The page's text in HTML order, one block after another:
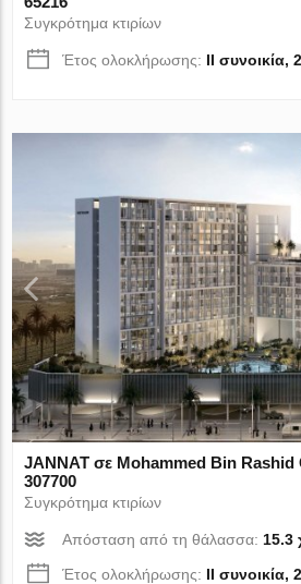
Συγκρότημα κτιρίων
Έτος ολοκλήρωσης: II συνοικία,
JANNAT σε Mohammed Bin
307700
Συγκρότημα κτιρίων
Απόσταση από τη θάλασσα: 15.3
Έτος ολοκλήρωσης: II συνοικία,